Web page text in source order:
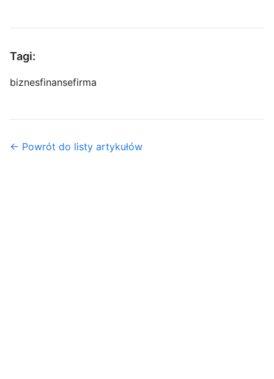
Tagi:
biznesfinansefirma
← Powrót do listy artykułów